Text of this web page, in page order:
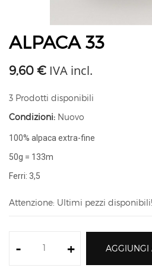
ALPACA 33
9,60 € IVA incl.
3 Prodotti disponibili
Condizioni: Nuovo
100% alpaca extra-fine
50g = 133m
Ferri: 3,5
Attenzione: Ultimi pezzi disponibili!
- + AGGIUNGI